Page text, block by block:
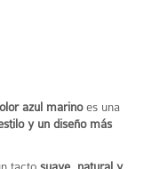
azul marinoes una
y un diseño más